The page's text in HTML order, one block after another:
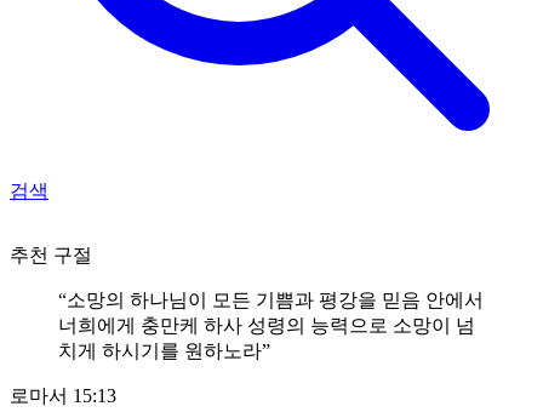
검색
추천 구절
“소망의 하나님이 모든 기쁨과 평강을 믿음 안에서
너희에게 충만케 하사 성령의 능력으로 소망이 넘
치게 하시기를 원하노라”
로마서 15:13